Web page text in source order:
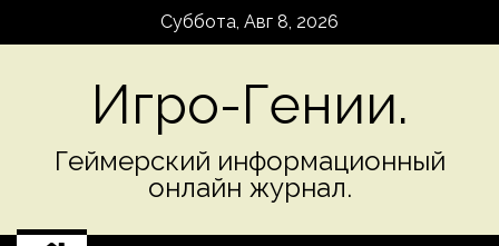
Суббота, Авг 8, 2026
Игро-Гении.
Геймерский информационный
онлайн журнал.